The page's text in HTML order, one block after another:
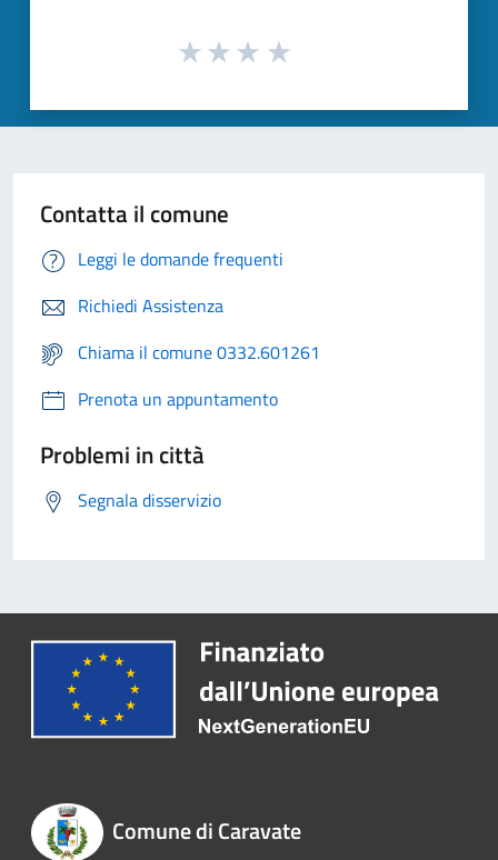
Contatta il comune
Leggi le domande frequenti
Richiedi Assistenza
Chiama il comune 0332.601261
Prenota un appuntamento
Problemi in città
Segnala disservizio
Comune di Caravate